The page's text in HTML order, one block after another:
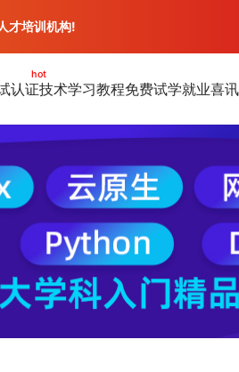
认证
hot
技术学习教程免费试学就业喜讯
才培训机构!